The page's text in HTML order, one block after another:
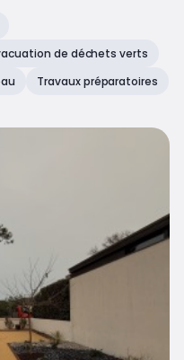
de déchets verts
Travaux préparatoires